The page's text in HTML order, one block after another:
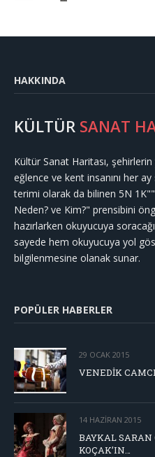
HAKKINDA
KÜLTÜR SANAT
Kültür Sanat Haritası,
eğlence ve kent insanını her
terimi olarak da bilinen 5N
Neden? ve Kim?" prensibini
hazırlarken okuyucuya
sayede hem okuyucuya yol
bilgilenmesine olanak sunar.
POPÜLER HABERLER
29 OCAK 2015
VENEDİK
14 HAZIRAN 2015
BAYKAL SARAN
KOÇAK’IN…